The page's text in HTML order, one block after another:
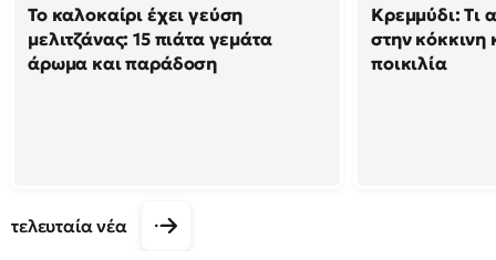
Το καλοκαίρι έχει γεύση
μελιτζάνας: 15 πιάτα γεμάτα
άρωμα και παράδοση
Κρεμμύδι: Τι
στην κόκκινη
ποικιλία
τελευταία νέα